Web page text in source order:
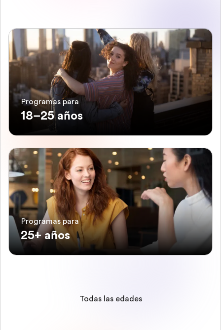
Programas para
18–25 años
Programas para
25+ años
Todas las edades